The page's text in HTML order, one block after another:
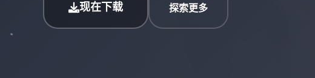
现在下载 探索更多